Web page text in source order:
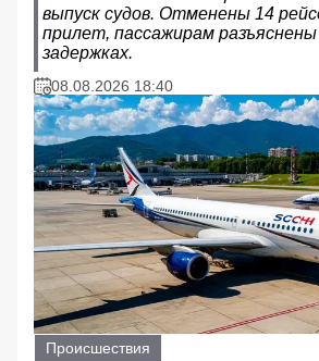
выпуск судов. Отменены 14
прилет, пассажирам разъяснены
задержках.
08.08.2026 18:40
Происшествия